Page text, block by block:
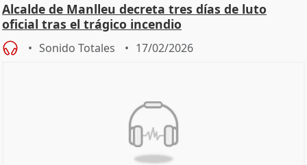
Alcalde de Manlleu decreta tres días de luto
oficial tras el trágico incendio
Sonido Totales 17/02/2026